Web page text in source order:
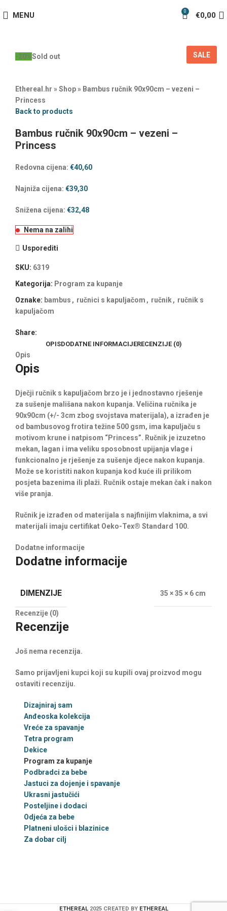
MENU 0 €0,00
-20%Sold out SALE
Ethereal.hr »Shop» Bambus ručnik 90x90cm – vezeni –
Princess
Back to products
Bambus ručnik 90x90cm – vezeni –
Princess
Redovna cijena: €40,60
Najniža cijena: €39,30
Snižena cijena: €32,48
Nema na zalihi
Usporediti
SKU: 6319
Kategorija: Program za kupanje
Oznake: bambus , ručnici s kapuljačom , ručnik, ručnik s
kapuljačom
Share:
OPISDODATNE INFORMACIJERECENZIJE (0)
Opis
Opis
Dječji ručnik s kapuljačom brzo je i jednostavno rješenje
za sušenje mališana nakon kupanja. Veličina ručnika je
90x90cm (+/- 3cm zbog svojstava materijala), a izrađen je
od bambusovog frotira težine 500 gsm, ima kapuljaču s
motivom krune i natpisom “Princess”. Ručnik je izuzetno
mekan, lagan i ima veliku sposobnost upijanja vlage i
funkcionalno je rješenje za sušenje djece nakon kupanja.
Može se koristiti nakon kupanja kod kuće ili prilikom
posjeta bazenima ili plaži. Ručnik ostaje mekan čak i nakon
više pranja.
Ručnik je izrađen od materijala s najfinijim vlaknima, a svi
materijali imaju certifikat Oeko-Tex® Standard 100.
Dodatne informacije
Dodatne informacije
DIMENZIJE 35 × 35 × 6 cm
Recenzije (0)
Recenzije
Još nema recenzija.
Samo prijavljeni kupci koji su kupili ovaj proizvod mogu
ostaviti recenziju.
Dizajniraj sam
Anđeoska kolekcija
Vreće za spavanje
Tetra program
Dekice
Program za kupanje
Podbradci za bebe
Jastuci za dojenje i spavanje
Ukrasni jastučići
Posteljine i dodaci
Odjeća za bebe
Platneni ulošci i blazinice
Za dobar cilj
ETHEREAL 2025 CREATED BY ETHEREAL